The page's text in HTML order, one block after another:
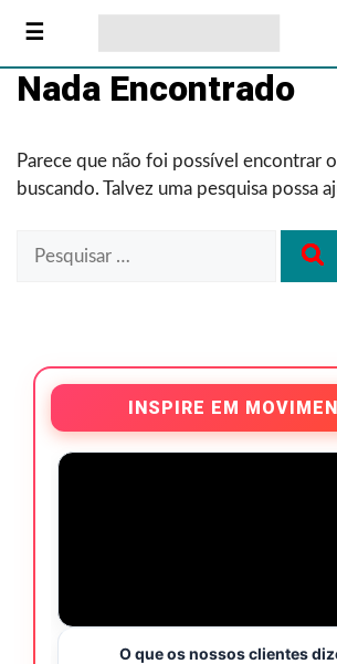
Nada Encontrado
Parece que não foi possível encontrar
buscando. Talvez uma pesquisa possa
INSPIRE EM
O que os nossos clientes